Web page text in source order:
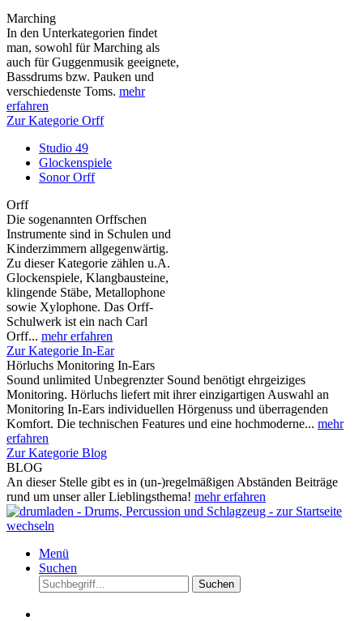
Marching
In den Unterkategorien findet
man, sowohl für Marching als
auch für Guggenmusik geeignete,
Bassdrums bzw. Pauken und
verschiedenste Toms. mehr
erfahren
Zur Kategorie Orff
Studio 49
Glockenspiele
Sonor Orff
Orff
Die sogenannten Orffschen
Instrumente sind in Schulen und
Kinderzimmern allgegenwärtig.
Zu dieser Kategorie zählen u.A.
Glockenspiele, Klangbausteine,
klingende Stäbe, Metallophone
sowie Xylophone. Das Orff-
Schulwerk ist ein nach Carl
Orff... mehr erfahren
Zur Kategorie In-Ear
Hörluchs Monitoring In-Ears
Sound unlimited Unbegrenzter Sound benötigt ehrgeiziges
Monitoring. Hörluchs liefert mit ihrer einzigartigen Auswahl an
Monitoring In-Ears individuellen Hörgenuss und überragenden
Komfort. Die technischen Features und eine hochmoderne... mehr
erfahren
Zur Kategorie Blog
BLOG
An dieser Stelle gibt es in (un-)regelmäßigen Abständen Beiträge
rund um unser aller Lieblingsthema! mehr erfahren
Menü
Suchen
Suchen